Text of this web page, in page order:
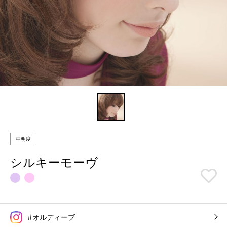
中明度
シルキーモーヴ
#オルディーブ